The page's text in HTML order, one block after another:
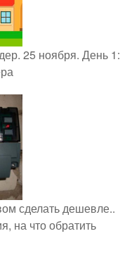
25 ноября. День 1:
сделать дешевле..
на что обратить